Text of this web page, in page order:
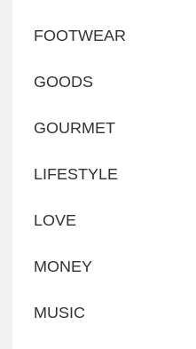
FOOTWEAR
GOODS
GOURMET
LIFESTYLE
LOVE
MONEY
MUSIC